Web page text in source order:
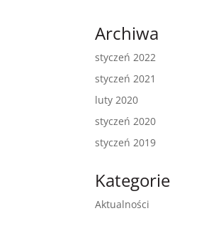
Archiwa
styczeń 2022
styczeń 2021
luty 2020
styczeń 2020
styczeń 2019
Kategorie
Aktualności